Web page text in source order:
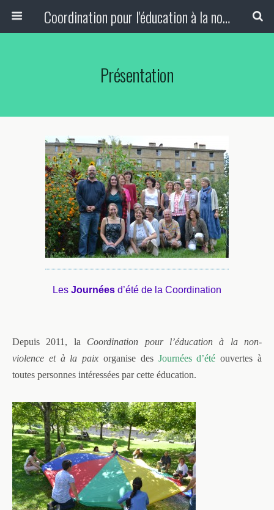
Coordination pour l'éducation à la non-violence et à la paix
Présentation
Les Journées d’été de la Coordination
Depuis 2011, la Coordination pour l’éducation à la non-
violence et à la paix organise des Journées d’été ouvertes à
toutes personnes intéressées par cette éducation.